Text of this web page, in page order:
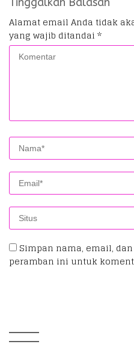
Alamat email Anda tidak
yang wajib ditandai *
Simpan nama, email,
peramban ini untuk